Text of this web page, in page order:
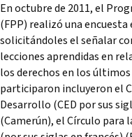
En octubre de 2011, el
(FPP) realizó una
solicitándoles el señalar
lecciones aprendidas en
los derechos en los últimos
participaron incluyeron el
Desarrollo (CED por sus
(Camerún), el Círculo para